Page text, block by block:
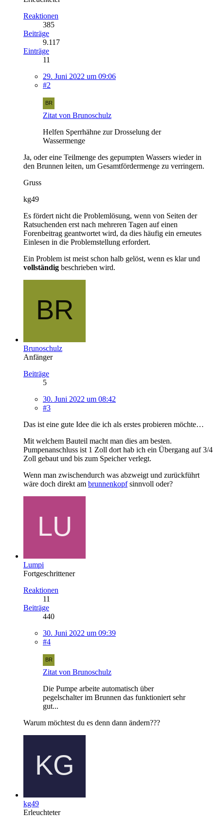
Reaktionen
385
Beiträge
9.117
Einträge
11
29. Juni 2022 um 09:06
#2
Zitat von Brunoschulz
Helfen Sperrhähne zur Drosselung der
Wassermenge
Ja, oder eine Teilmenge des gepumpten Wassers wieder in
den Brunnen leiten, um Gesamtfördermenge zu verringern.
Gruss
kg49
Es fördert nicht die Problemlösung, wenn von Seiten der
Ratsuchenden erst nach mehreren Tagen auf einen
Forenbeitrag geantwortet wird, da dies häufig ein erneutes
Einlesen in die Problemstellung erfordert.
Ein Problem ist meist schon halb gelöst, wenn es klar und
vollständig beschrieben wird.
Brunoschulz
Anfänger
Beiträge
5
30. Juni 2022 um 08:42
#3
Das ist eine gute Idee die ich als erstes probieren möchte…
Mit welchem Bauteil macht man dies am besten.
Pumpenanschluss ist 1 Zoll dort hab ich ein Übergang auf 3/4
Zoll gebaut und bis zum Speicher verlegt.
Wenn man zwischendurch was abzweigt und zurückführt
wäre doch direkt am brunnenkopfsinnvoll oder?
Lumpi
Fortgeschrittener
Reaktionen
11
Beiträge
440
30. Juni 2022 um 09:39
#4
Zitat von Brunoschulz
Die Pumpe arbeite automatisch über
pegelschalter im Brunnen das funktioniert sehr
gut...
Warum möchtest du es denn dann ändern???
kg49
Erleuchteter